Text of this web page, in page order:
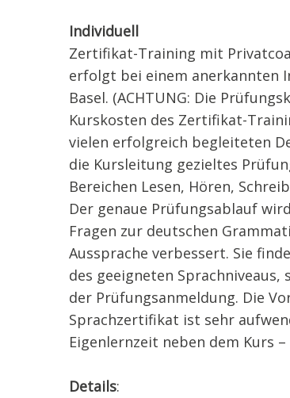
Individuell
Zertifikat-Training mit
erfolgt bei einem anerkannten
Basel. (ACHTUNG: Die
Kurskosten des Zertifikat-
vielen erfolgreich begleiteten
die Kursleitung gezieltes
Bereichen Lesen, Hören,
Der genaue Prüfungsablauf
Fragen zur deutschen
Aussprache verbessert. Sie
des geeigneten
der Prüfungsanmeldung. Die
Sprachzertifikat ist sehr
Eigenlernzeit neben dem Kurs
Details: